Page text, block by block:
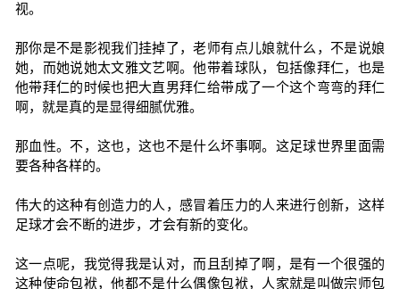
视。
那你是不是影视我们挂掉了，老师有点儿娘就什么，不是说娘
她，而她说她太文雅文艺啊。他带着球队，包括像拜仁，也是
他带拜仁的时候也把大直男拜仁给带成了一个这个弯弯的拜仁
啊，就是真的是显得细腻优雅。
那血性。不，这也，这也不是什么坏事啊。这足球世界里面需
要各种各样的。
伟大的这种有创造力的人，感冒着压力的人来进行创新，这样
足球才会不断的进步，才会有新的变化。
这一点呢，我觉得我是认对，而且刮掉了啊，是有一个很强的
这种使命包袱，他都不是什么偶像包袱，人家就是叫做宗师包